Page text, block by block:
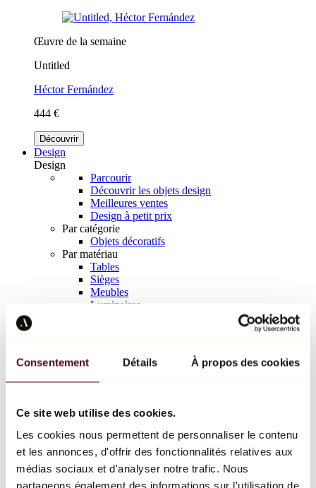
Consentement Détails À propos des cookies
Ce site web utilise des cookies.
Les cookies nous permettent de personnaliser le contenu
et les annonces, d'offrir des fonctionnalités relatives aux
médias sociaux et d'analyser notre trafic. Nous
partageons également des informations sur l'utilisation de
Œuvre de la semaine
Untitled
Héctor Fernández
444 €
Découvrir
Design
Design
Parcourir
Découvrir les objets design
Meilleures ventes
Design à petit prix
Par catégorie
Objets décoratifs
Par matériau
Tables
Sièges
Meubles
Luminaires
Richard Orlinski
Keith Haring
Jeff Koons
Jean-Michel Basquiat
Tous les designers
Œuvre de la semaine